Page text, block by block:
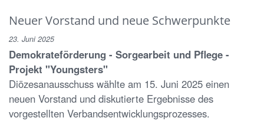
Neuer Vorstand und neue Schwerpunkte
23. Juni 2025
Demokrateförderung - Sorgearbeit und Pflege -
Projekt "Youngsters"
Diözesanausschuss wählte am 15. Juni 2025 einen
neuen Vorstand und diskutierte Ergebnisse des
vorgestellten Verbandsentwicklungsprozesses.